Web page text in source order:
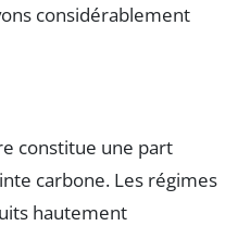
considérablement
constitue une part
carbone. Les régimes
hautement